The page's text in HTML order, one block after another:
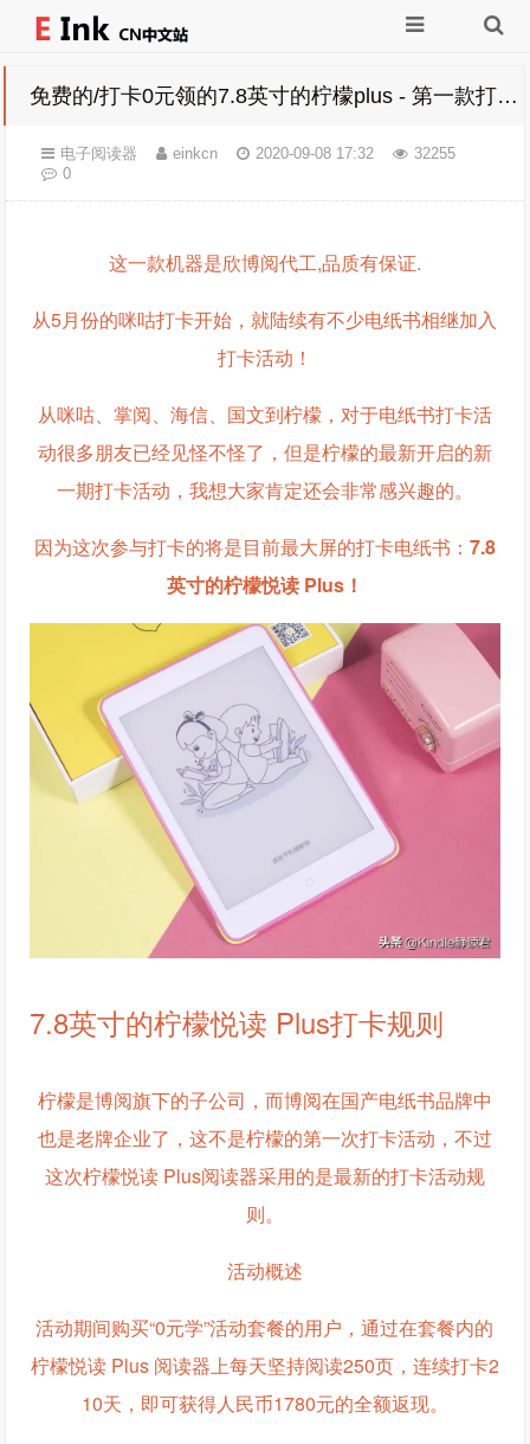
免费的/打卡0元领的7.8英寸的柠檬plus - 第一款打卡免费领的大屏电纸书
电子阅读器 einkcn 2020-09-08 17:32
32255
0
这一款机器是欣博阅代工,品质有保证.
从5月份的咪咕打卡开始，就陆续有不少电纸书相继加入
打卡活动！
从咪咕、掌阅、海信、国文到柠檬，对于电纸书打卡活
动很多朋友已经见怪不怪了，但是柠檬的最新开启的新
一期打卡活动，我想大家肯定还会非常感兴趣的。
因为这次参与打卡的将是目前最大屏的打卡电纸书： 7.8
英寸的柠檬悦读 Plus！
7.8英寸的柠檬悦读 Plus打卡规则
柠檬是博阅旗下的子公司，而博阅在国产电纸书品牌中
也是老牌企业了，这不是柠檬的第一次打卡活动，不过
这次柠檬悦读 Plus阅读器采用的是最新的打卡活动规
则。
活动概述
活动期间购买“0元学”活动套餐的用户，通过在套餐内的
柠檬悦读 Plus 阅读器上每天坚持阅读250页，连续打卡2
10天，即可获得人民币1780元的全额返现。